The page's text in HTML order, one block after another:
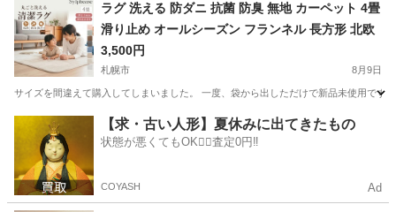
ラグ 洗える 防ダニ 抗菌 防臭 無地 カーペット 4畳
滑り止め オールシーズン フランネル 長方形 北欧
3,500円
札幌市 8月9日
サイズを間違えて購入してしまいました。 一度、袋から出しただけで新品未使用で
カーペット/マット/ラグ
【求・古い人形】夏休みに出てきたもの
状態が悪くてもOK🙆‍♀️査定0円‼️
COYASH Ad